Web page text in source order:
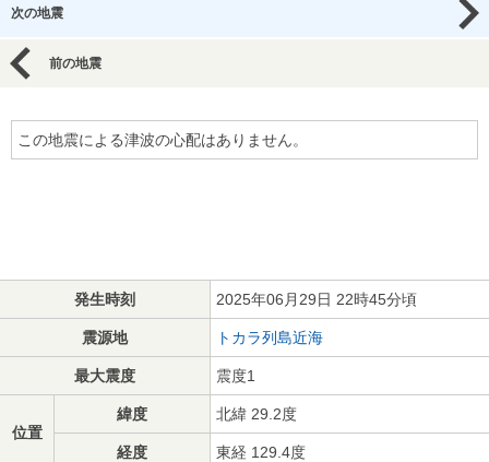
次の地震
前の地震
この地震による津波の心配はありません。
発生時刻 2025年06月29日 22時45分頃
震源地 トカラ列島近海
最大震度 震度1
位置
緯度 北緯 29.2度
経度 東経 129.4度